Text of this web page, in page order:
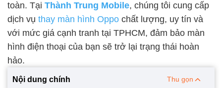
toàn. Tại Thành Trung Mobile, chúng tôi cung cấp
dịch vụ thay màn hình Oppo chất lượng, uy tín và
với mức giá cạnh tranh tại TPHCM, đảm bảo màn
hình điện thoại của bạn sẽ trở lại trạng thái hoàn
hảo.
Nội dung chính Thu gọn